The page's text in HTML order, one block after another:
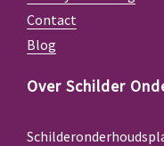
Contact
Blog
Over Schilder